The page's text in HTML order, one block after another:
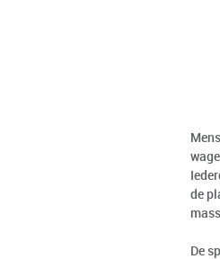
de
De